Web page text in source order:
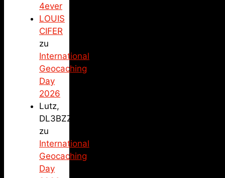
4ever
LOUIS
CIFER
zu
International
Geocaching
Day
2026
Lutz,
DL3BZZ
zu
International
Geocaching
Day